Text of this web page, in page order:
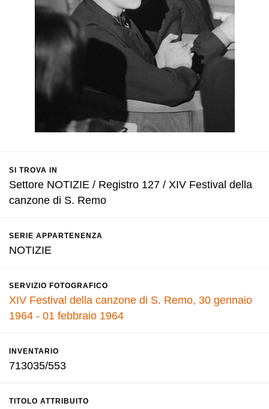
SI TROVA IN
Settore NOTIZIE / Registro 127 / XIV Festival della
canzone di S. Remo
SERIE APPARTENENZA
NOTIZIE
SERVIZIO FOTOGRAFICO
XIV Festival della canzone di S. Remo, 30 gennaio
1964 - 01 febbraio 1964
INVENTARIO
713035/553
TITOLO ATTRIBUITO